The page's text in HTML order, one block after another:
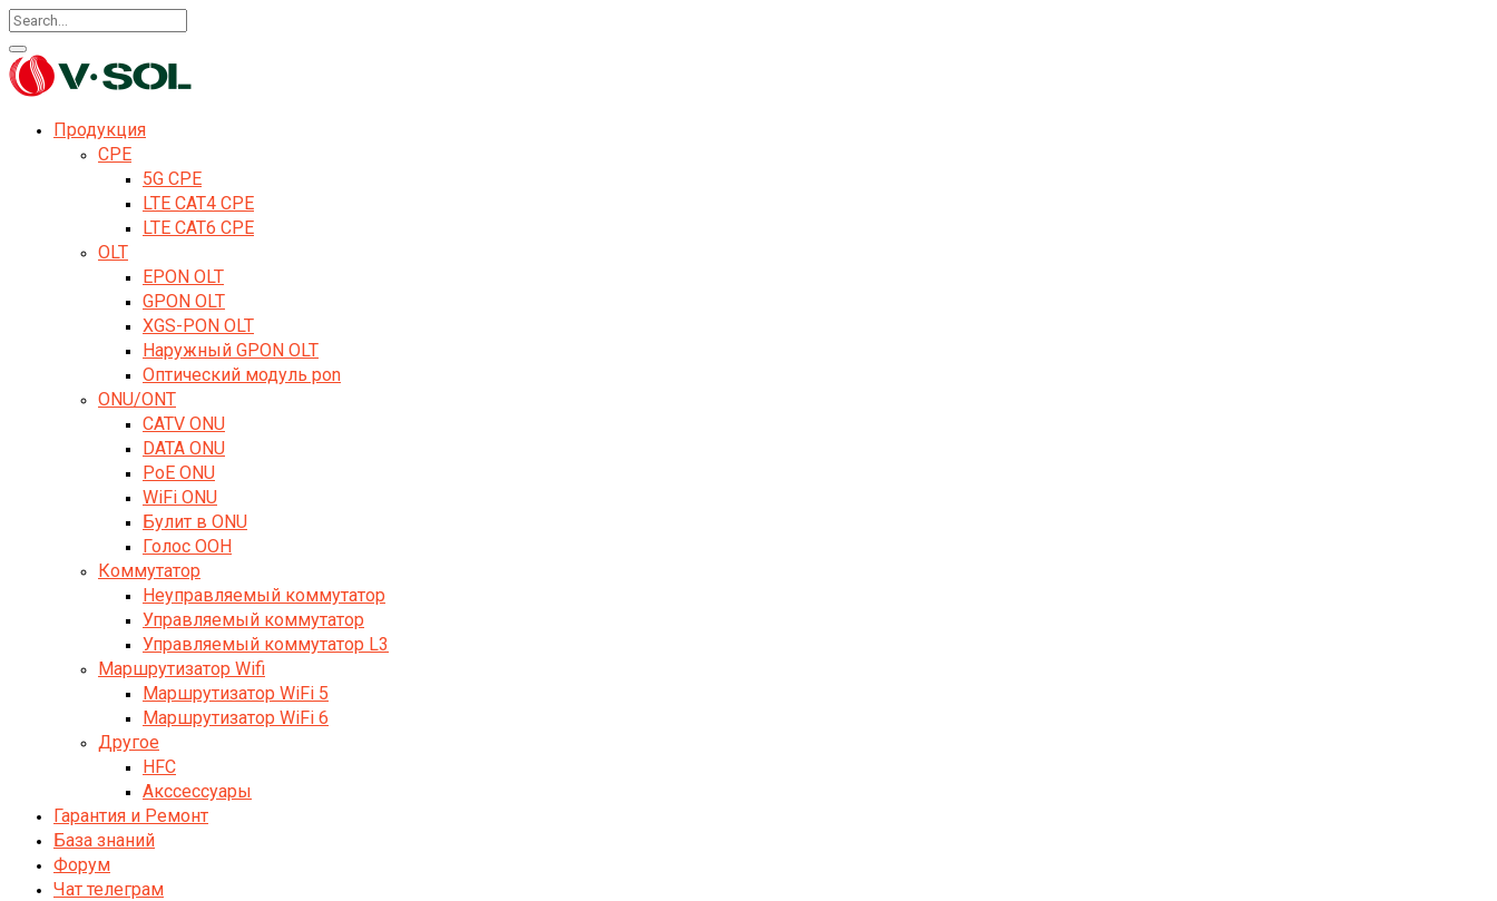
Продукция
CPE
5G CPE
LTE CAT4 CPE
LTE CAT6 CPE
OLT
EPON OLT
GPON OLT
XGS-PON OLT
Наружный GPON OLT
Оптический модуль pon
ONU/ONT
CATV ONU
DATA ONU
PoE ONU
WiFi ONU
Булит в ONU
Голос ООН
Коммутатор
Неуправляемый коммутатор
Управляемый коммутатор
Управляемый коммутатор L3
Маршрутизатор Wifi
Маршрутизатор WiFi 5
Маршрутизатор WiFi 6
Другое
HFC
Акссессуары
Гарантия и Ремонт
База знаний
Форум
Чат телеграм